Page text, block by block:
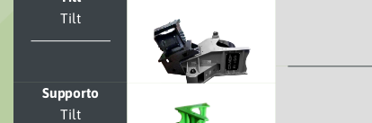
Tilt
Supporto
Tilt